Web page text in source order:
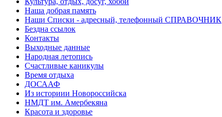
Наша добрая память
Наши Списки - адресный, телефонный СПРАВОЧНИК
Бездна ссылок
Контакты
Выходные данные
Народная летопись
Счастливые каникулы
Время отдыха
ДОСААФ
Из историии Новороссийска
НМДТ им. Амербекяна
Красота и здоровье